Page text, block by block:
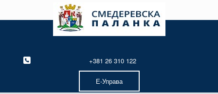
content
+381 26 310 122
Е-Управа